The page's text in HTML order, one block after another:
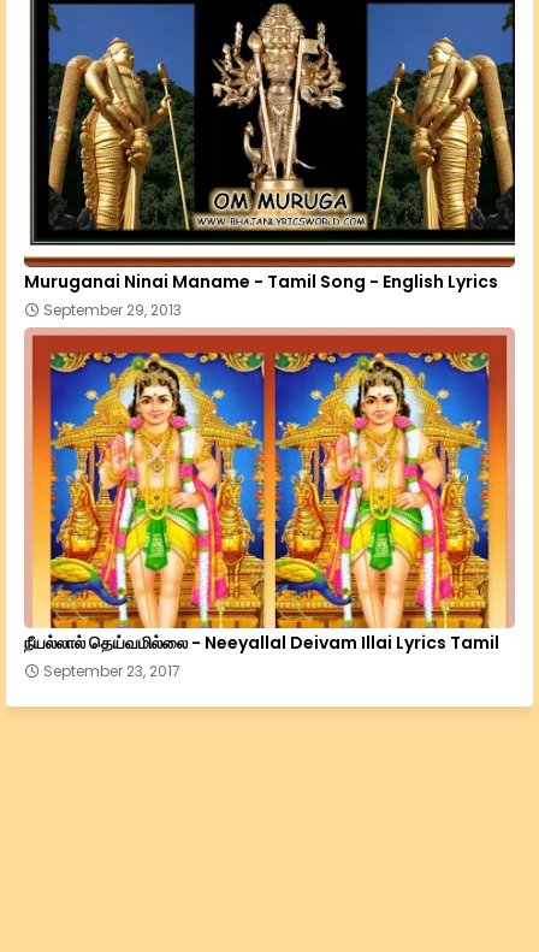
Muruganai Ninai Maname - Tamil Song - English Lyrics
September 29, 2013
நீயல்லால் தெய்வமில்லை - Neeyallal Deivam Illai Lyrics Tamil
September 23, 2017